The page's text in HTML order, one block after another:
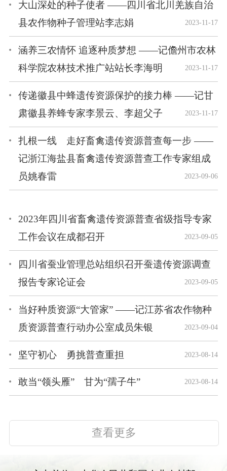
大山深处的种子使者 ——四川省北川羌族自治
县农作物种子管理站李志娟
2023-11-17
涵养三农情怀 追逐种质梦想 ——记儋州市农林
科学院农林技术推广站站长李海明
2023-11-17
传递徽县中蜂遗传资源保护的接力棒 ——记甘
肃徽县养蜂专家李景云、李超父子
2023-11-17
扎根一线 走好畜禽遗传资源普查每一步 ——
记浙江海盐县畜禽遗传资源普查工作专家组成
员姚春雷
2023-09-06
2023年四川省畜禽遗传资源普查省级指导专家
工作会议在成都召开
2023-09-05
四川省蚕业管理总站组织召开蚕遗传资源调查
报告专家论证会
2023-09-05
当好种质资源“大管家” ——记江苏省农作物种
质资源普查行动办公室成员朱银
2023-09-04
坚守初心 勇挑普查重担 2023-08-14
敢当“领头雁” 甘为“孺子牛” 2023-08-14
查看更多